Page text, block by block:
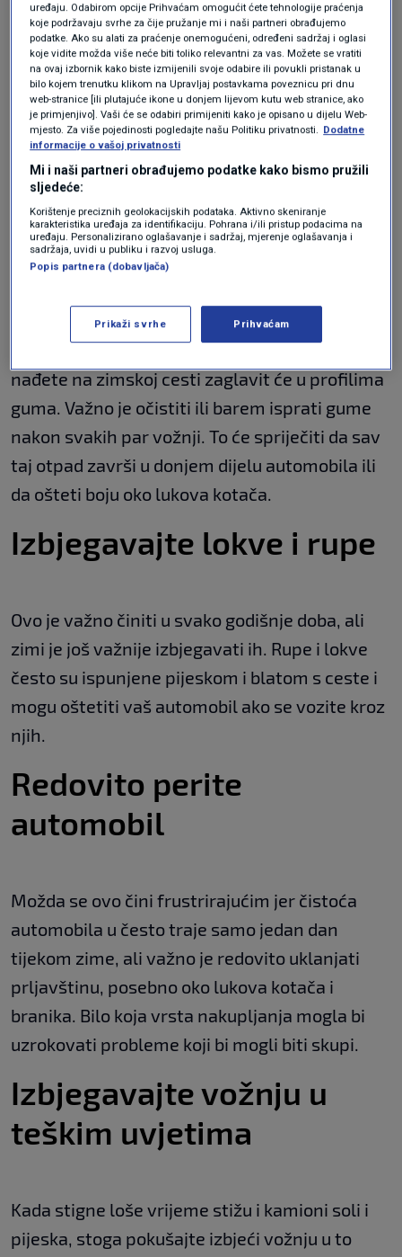
Pixabay |Pixabay
Redovito čistite gume
Dok vozite, pijesak, blato i sve ostalo što
nađete na zimskoj cesti zaglavit će u profilima
guma. Važno je očistiti ili barem isprati gume
nakon svakih par vožnji. To će spriječiti da sav
taj otpad završi u donjem dijelu automobila ili
da ošteti boju oko lukova kotača.
Izbjegavajte lokve i rupe
Ovo je važno činiti u svako godišnje doba, ali
zimi je još važnije izbjegavati ih. Rupe i lokve
često su ispunjene pijeskom i blatom s ceste i
mogu oštetiti vaš automobil ako se vozite kroz
njih.
Redovito perite
automobil
Možda se ovo čini frustrirajućim jer čistoća
automobila u često traje samo jedan dan
tijekom zime, ali važno je redovito uklanjati
prljavštinu, posebno oko lukova kotača i
branika. Bilo koja vrsta nakupljanja mogla bi
uzrokovati probleme koji bi mogli biti skupi.
Izbjegavajte vožnju u
teškim uvjetima
Kada stigne loše vrijeme stižu i kamioni soli i
pijeska, stoga pokušajte izbjeći vožnju u to
uređaju. Odabirom opcije Prihvaćam omogućit ćete tehnologije praćenja
koje podržavaju svrhe za čije pružanje mi i naši partneri obrađujemo
podatke. Ako su alati za praćenje onemogućeni, određeni sadržaj i oglasi
koje vidite možda više neće biti toliko relevantni za vas. Možete se vratiti
na ovaj izbornik kako biste izmijenili svoje odabire ili povukli pristanak u
bilo kojem trenutku klikom na Upravljaj postavkama poveznicu pri dnu
web-stranice [ili plutajuće ikone u donjem lijevom kutu web stranice, ako
je primjenjivo]. Vaši će se odabiri primijeniti kako je opisano u dijelu Web-
mjesto. Za više pojedinosti pogledajte našu Politiku privatnosti. Dodatne
informacije o vašoj privatnosti
Mi i naši partneri obrađujemo podatke kako bismo pružili
sljedeće:
Korištenje preciznih geolokacijskih podataka. Aktivno skeniranje
karakteristika uređaja za identifikaciju. Pohrana i/ili pristup podacima na
uređaju. Personalizirano oglašavanje i sadržaj, mjerenje oglašavanja i
sadržaja, uvidi u publiku i razvoj usluga.
Popis partnera (dobavljača)
Prikaži svrhe Prihvaćam